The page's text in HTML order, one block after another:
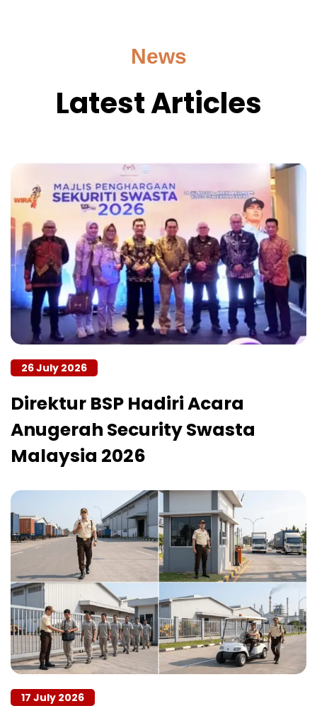
News
Latest Articles
26 July 2026
Direktur BSP Hadiri Acara
Anugerah Security Swasta
Malaysia 2026
17 July 2026